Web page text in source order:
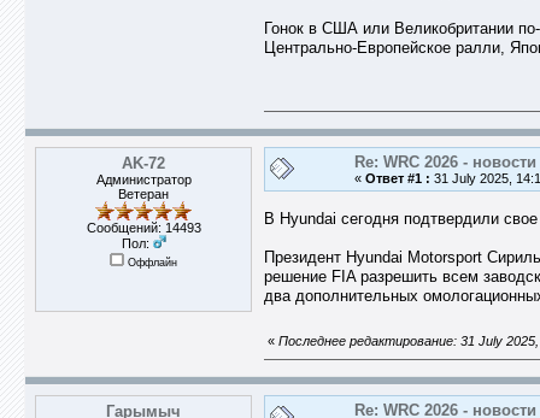
Гонок в США или Великобритании
Центрально-Европейское ралли,
AK-72
Администратор
Ветеран
Сообщений: 14493
Пол:
Оффлайн
Re: WRC 2026 -
« Ответ #1 : 31 July 2025,
В Hyundai сегодня подтвердили
Президент Hyundai Motorsport
решение FIA разрешить всем
два дополнительных
« Последнее редактирование: 31 July
Гарымыч Re: WRC 2026 -